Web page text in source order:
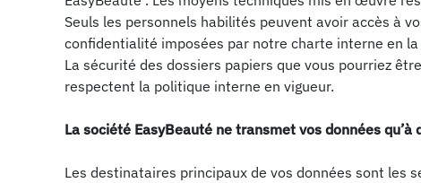
Seuls les personnels habilités peuvent avoir accès à
confidentialité imposées par notre charte interne en
La sécurité des dossiers papiers que vous pourriez
respectent la politique interne en vigueur.
La société EasyBeauté ne transmet vos données
Les destinataires principaux de vos données sont